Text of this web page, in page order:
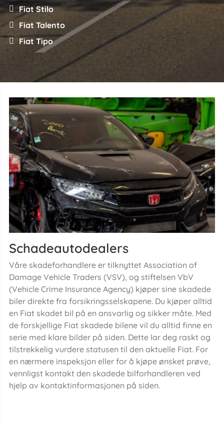
Fiat Stilo
Fiat Talento
Fiat Tipo
Schadeautodealers
Våre skadeforhandlere er tilknyttet Association of
Damage Vehicle Traders (VSV), og stiftelsen VbV
(Vehicle Crime Insurance Agency) kjøper sine skadede
biler direkte fra forsikringsselskapene. Du kjøper alltid
en Fiat skadet bil på en ansvarlig og sikker måte. Med
de forskjellige Fiat skadede bilene vil du alltid finne en
serie med klare bilder på siden. Dette lar deg raskt og
tilstrekkelig vurdere statusen til den aktuelle Fiat. For
en nærmere inspeksjon eller for å kjøpe ønsket prøve,
vennligst kontakt den skadede bilforhandleren ved
hjelp av kontaktinformasjonen på siden.